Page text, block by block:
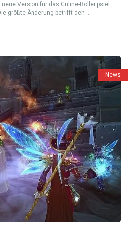
Version für das Online-Rollenpsiel
größte Änderung betrifft den ...
News